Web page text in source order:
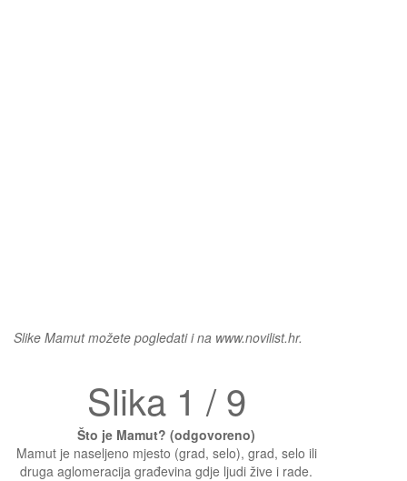
Slike Mamut možete pogledati i na www.novilist.hr.
Slika 1 / 9
Što je Mamut? (odgovoreno)
Mamut je naseljeno mjesto (grad, selo), grad, selo ili
druga aglomeracija građevina gdje ljudi žive i rade.